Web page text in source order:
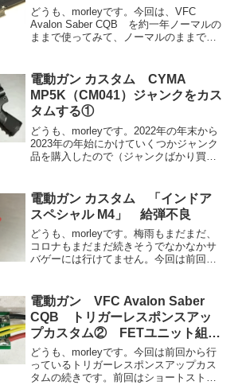
どうも、morleyです。今回は、VFC
Avalon Saber CQB を約一年ノーマルの
ままで使ってみて、ノーマルのままでも
ルに合わせた改善を行っていこうと思い
ま...
電動ガン カスタム CYMA
MP5K（CM041）ジャンクをカス
タムする①
どうも、morleyです。2022年の年末から
2023年の年始にかけていくつかジャンク
品を購入したので（ジャンクばかり買っ
アッパーフレームがメタルなMP5Kで...
電動ガン カスタム 「インドア
スペシャル M4」 給弾不良
どうも、morleyです。梅雨もまだまだ、
コロナもまだまだ続きそうでなかなかサ
バゲーには行けてません。今回は前回で
系に向かって発射させていたわけです。
そしたらですねー...
電動ガン VFC Avalon Saber
CQB トリガーレスポンスアッ
プカスタム② FETユニット組み
込み
どうも、morleyです。今回は前回から行
っているトリガーレスポンスアップカス
タムの続きです。前回はショートストロ